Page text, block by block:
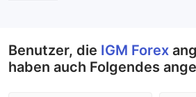
Benutzer, die IGM Forex
haben auch Folgendes